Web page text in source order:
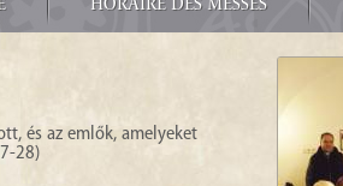
HORAIRE DES MESSES
és az emlők, amelyeket
28)